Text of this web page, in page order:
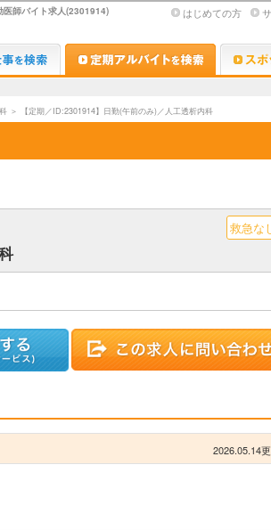
医師バイト求人(2301914) はじめての方
Dr.転職なび Dr.アルな
＞ 【定期／ID:2301914】日勤(午前のみ)／人工透析内科
救急な
2026.05.14